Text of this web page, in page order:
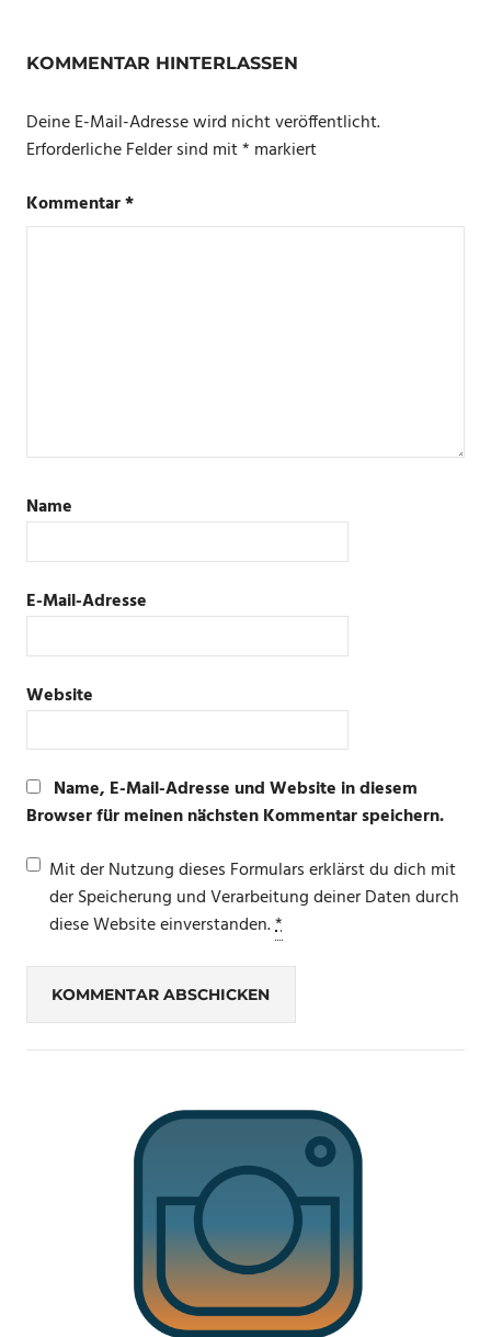
KOMMENTAR HINTERLASSEN
Deine E-Mail-Adresse wird nicht veröffentlicht.
Erforderliche Felder sind mit* markiert
Kommentar*
Name
E-Mail-Adresse
Website
Name, E-Mail-Adresse und Website in diesem
Browser für meinen nächsten Kommentar speichern.
Mit der Nutzung dieses Formulars erklärst du dich mit
der Speicherung und Verarbeitung deiner Daten durch
diese Website einverstanden.*